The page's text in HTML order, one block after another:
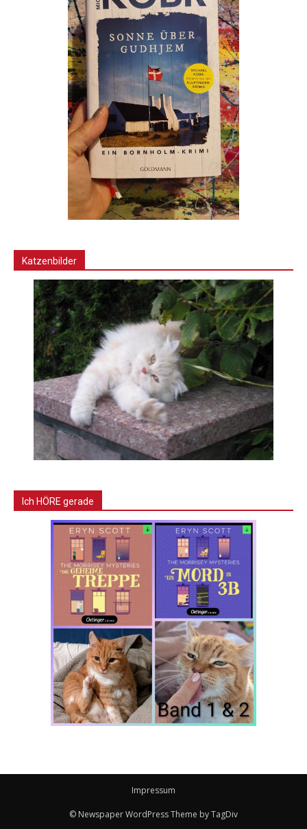
Katzenbilder
Ich HÖRE gerade
Impressum
© Newspaper WordPress Theme by TagDiv